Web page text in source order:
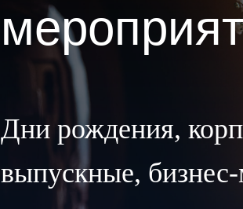
Дни рождения,
выпускные,